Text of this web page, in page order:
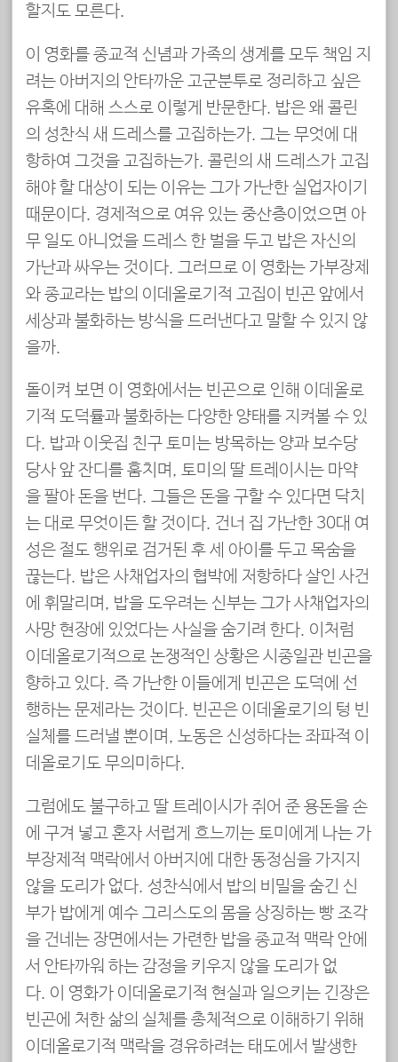
할지도 모른다.
이 영화를 종교적 신념과 가족의 생계를 모두 책임 지
려는 아버지의 안타까운 고군분투로 정리하고 싶은
유혹에 대해 스스로 이렇게 반문한다. 밥은 왜 콜린
의 성찬식 새 드레스를 고집하는가. 그는 무엇에 대
항하여 그것을 고집하는가. 콜린의 새 드레스가 고집
해야 할 대상이 되는 이유는 그가 가난한 실업자이기
때문이다. 경제적으로 여유 있는 중산층이었으면 아
무 일도 아니었을 드레스 한 벌을 두고 밥은 자신의
가난과 싸우는 것이다. 그러므로 이 영화는 가부장제
와 종교라는 밥의 이데올로기적 고집이 빈곤 앞에서
세상과 불화하는 방식을 드러낸다고 말할 수 있지 않
을까.
돌이켜 보면 이 영화에서는 빈곤으로 인해 이데올로
기적 도덕률과 불화하는 다양한 양태를 지켜볼 수 있
다. 밥과 이웃집 친구 토미는 방목하는 양과 보수당
당사 앞 잔디를 훔치며, 토미의 딸 트레이시는 마약
을 팔아 돈을 번다. 그들은 돈을 구할 수 있다면 닥치
는 대로 무엇이든 할 것이다. 건너 집 가난한 30대 여
성은 절도 행위로 검거된 후 세 아이를 두고 목숨을
끊는다. 밥은 사채업자의 협박에 저항하다 살인 사건
에 휘말리며, 밥을 도우려는 신부는 그가 사채업자의
사망 현장에 있었다는 사실을 숨기려 한다. 이처럼
이데올로기적으로 논쟁적인 상황은 시종일관 빈곤을
향하고 있다. 즉 가난한 이들에게 빈곤은 도덕에 선
행하는 문제라는 것이다. 빈곤은 이데올로기의 텅 빈
실체를 드러낼 뿐이며, 노동은 신성하다는 좌파적 이
데올로기도 무의미하다.
그럼에도 불구하고 딸 트레이시가 쥐어 준 용돈을 손
에 구겨 넣고 혼자 서럽게 흐느끼는 토미에게 나는 가
부장제적 맥락에서 아버지에 대한 동정심을 가지지
않을 도리가 없다. 성찬식에서 밥의 비밀을 숨긴 신
부가 밥에게 예수 그리스도의 몸을 상징하는 빵 조각
을 건네는 장면에서는 가련한 밥을 종교적 맥락 안에
서 안타까워 하는 감정을 키우지 않을 도리가 없
다. 이 영화가 이데올로기적 현실과 일으키는 긴장은
빈곤에 처한 삶의 실체를 총체적으로 이해하기 위해
이데올로기적 맥락을 경유하려는 태도에서 발생한